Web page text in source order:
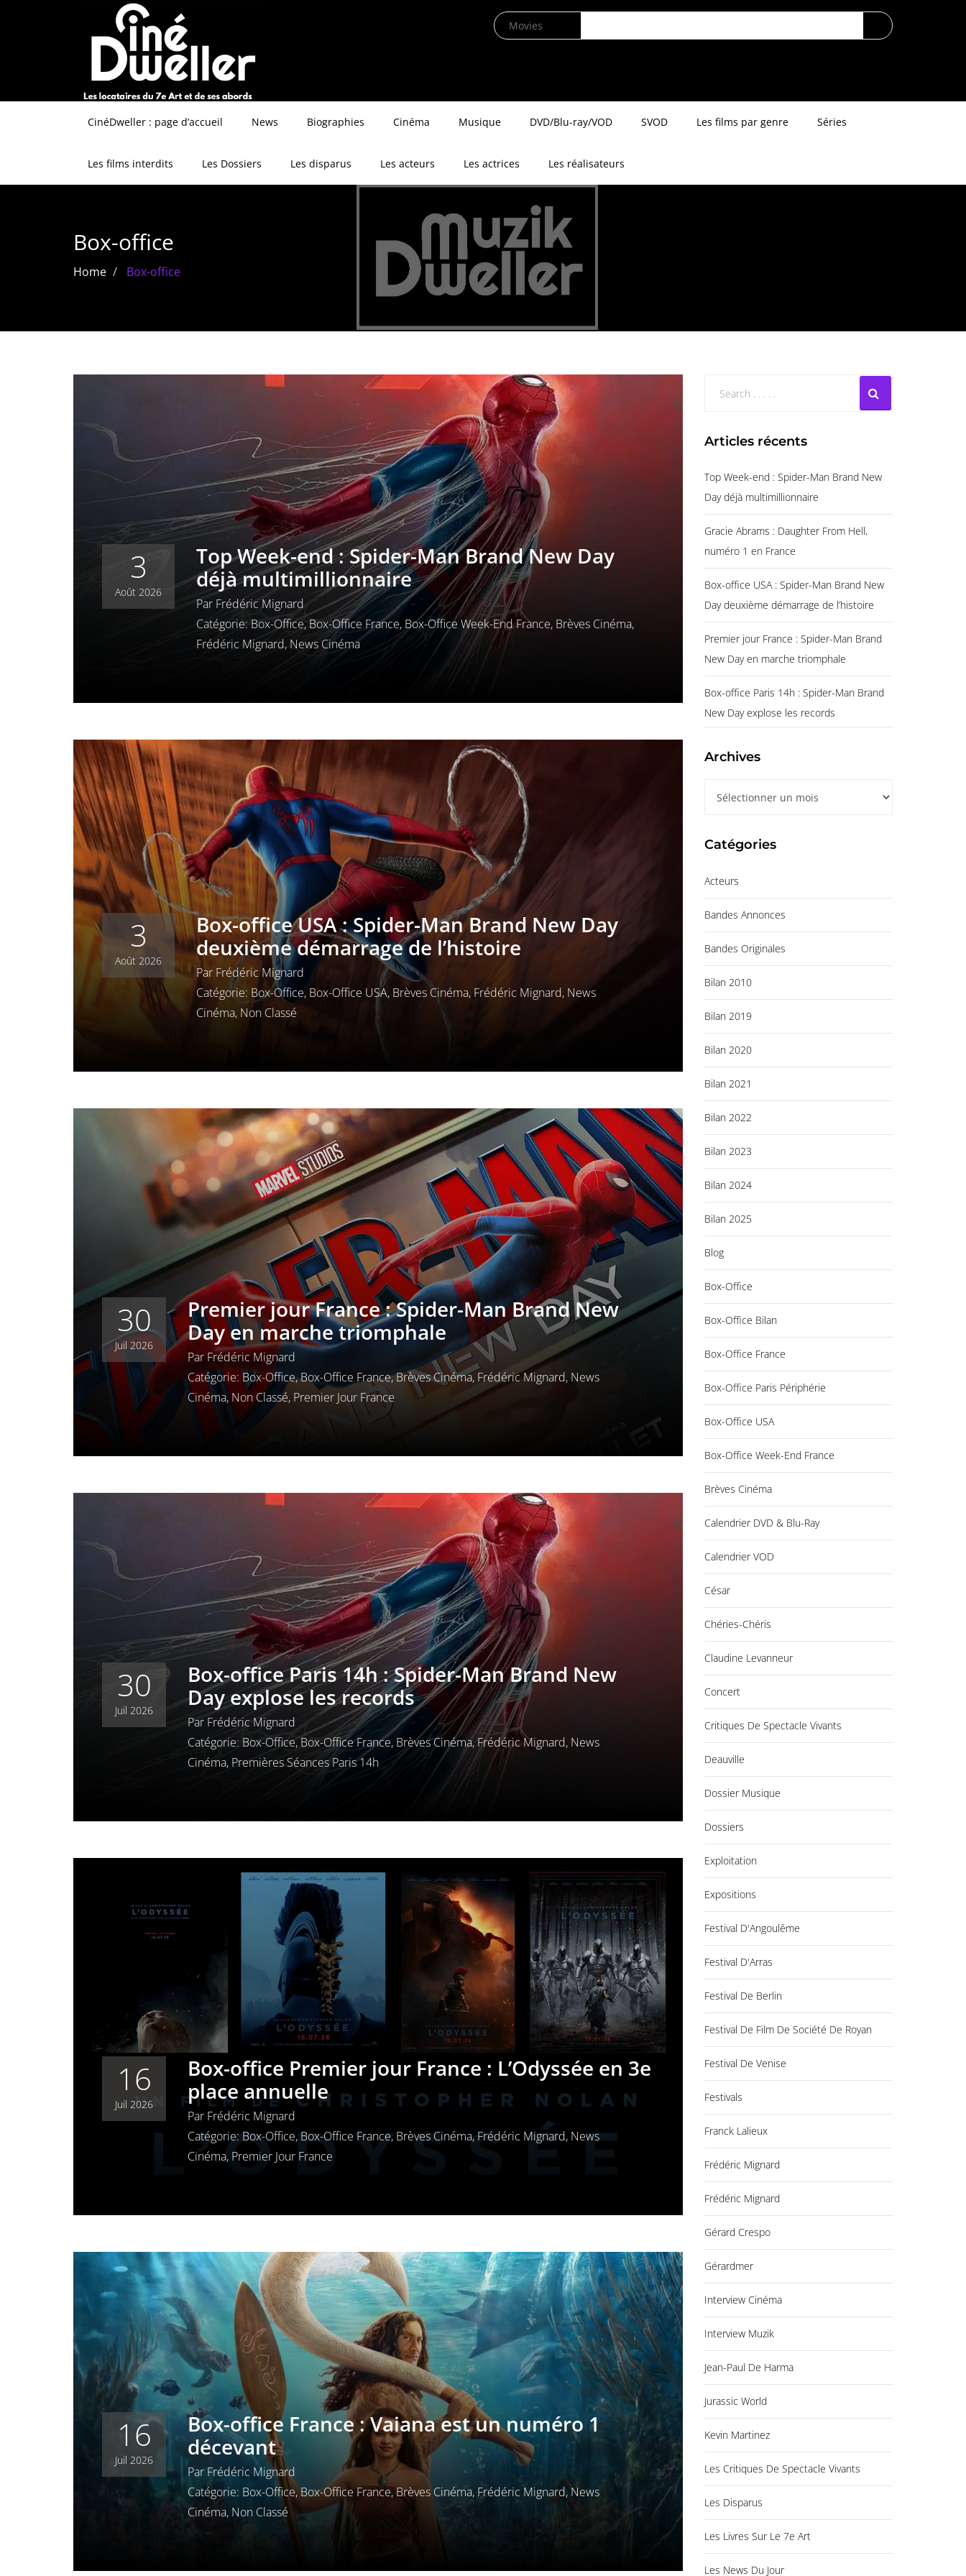
CinéDweller : page d’accueil News Biographies Cinéma Musique DVD/Blu-ray/VOD SVOD Les films par genre Séries
Les films interdits Les Dossiers Les disparus Les acteurs Les actrices Les réalisateurs
Box-office
Home Box-office
3
Août 2026
Top Week-end : Spider-Man Brand New Day
déjà multimillionnaire
Par Frédéric Mignard
Catégorie: Box-Office,Box-Office France, Box-Office Week-End France, Brèves Cinéma,
Frédéric Mignard, News Cinéma
3
Août 2026
Box-office USA : Spider-Man Brand New Day
deuxième démarrage de l’histoire
Par Frédéric Mignard
Catégorie: Box-Office, Box-Office USA, Brèves Cinéma,Frédéric Mignard, News
Cinéma, Non Classé
30
Juil 2026
Premier jour France : Spider-Man Brand New
Day en marche triomphale
ParFrédéric Mignard
Catégorie: Box-Office,Box-Office France,Brèves Cinéma, Frédéric Mignard, News
Cinéma,Non Classé, Premier Jour France
30
Juil 2026
Box-office Paris 14h : Spider-Man Brand New
Day explose les records
Par Frédéric Mignard
Catégorie: Box-Office,Box-Office France, Brèves Cinéma,Frédéric Mignard, News
Cinéma, Premières Séances Paris 14h
16
Juil 2026
Box-office Premier jour France : L’Odyssée en 3e
place annuelle
Par Frédéric Mignard
Catégorie:Box-Office,Box-Office France, Brèves Cinéma,Frédéric Mignard, News
Cinéma, Premier Jour France
16
Juil 2026
Box-office France : Vaiana est un numéro 1
décevant
Par Frédéric Mignard
Catégorie: Box-Office,Box-Office France,Brèves Cinéma, Frédéric Mignard, News
Cinéma, Non Classé
Articles récents
Top Week-end : Spider-Man Brand New
Day déjà multimillionnaire
Gracie Abrams : Daughter From Hell,
numéro 1 en France
Box-office USA : Spider-Man Brand New
Day deuxième démarrage de l’histoire
Premier jour France : Spider-Man Brand
New Day en marche triomphale
Box-office Paris 14h : Spider-Man Brand
New Day explose les records
Archives
h
v
e
s
Catégories
Acteurs
Bandes Annonces
Bandes Originales
Bilan 2010
Bilan 2019
Bilan 2020
Bilan 2021
Bilan 2022
Bilan 2023
Bilan 2024
Bilan 2025
Blog
Box-Office
Box-Office Bilan
Box-Office France
Box-Office Paris Périphérie
Box-Office USA
Box-Office Week-End France
Brèves Cinéma
Calendrier DVD & Blu-Ray
Calendrier VOD
César
Chéries-Chéris
Claudine Levanneur
Concert
Critiques De Spectacle Vivants
Deauville
Dossier Musique
Dossiers
Exploitation
Expositions
Festival D'Angoulême
Festival D'Arras
Festival De Berlin
Festival De Film De Société De Royan
Festival De Venise
Festivals
Franck Lalieux
Frédéric Mignard
Frédéric Mignard
Gérard Crespo
Gérardmer
Interview Cinéma
Interview Muzik
Jean-Paul De Harma
Jurassic World
Kevin Martinez
Les Critiques De Spectacle Vivants
Les Disparus
Les Livres Sur Le 7e Art
Les News Du Jour